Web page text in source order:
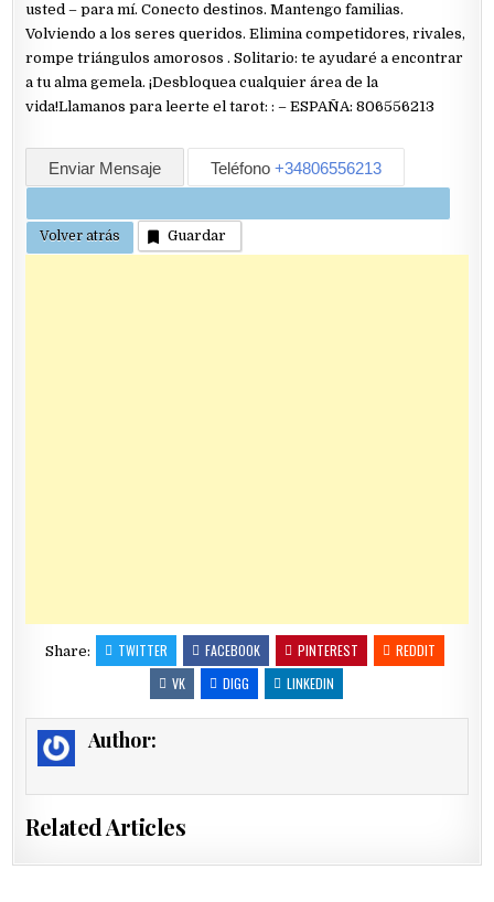
usted – para mí. Conecto destinos. Mantengo familias.
Volviendo a los seres queridos. Elimina competidores, rivales,
rompe triángulos amorosos . Solitario: te ayudaré a encontrar
a tu alma gemela. ¡Desbloquea cualquier área de la
vida!Llamanos para leerte el tarot: : – ESPAÑA: 806556213
Enviar Mensaje Teléfono+34806556213
Guardar
Share: TWITTER FACEBOOK PINTEREST
REDDIT
VK
DIGG LINKEDIN
Author:
Related Articles